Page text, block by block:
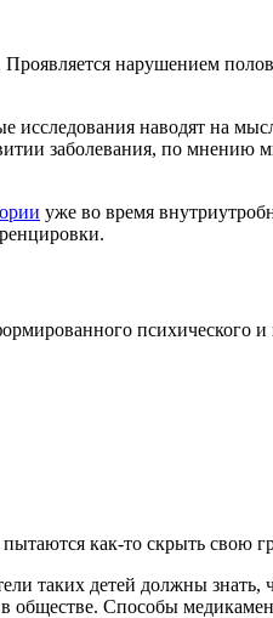
нарушением
исследования наводят на
заболевания, по мнению
уже во время
психического и
как-то скрыть свою
детей должны знать,
обществе. Способы